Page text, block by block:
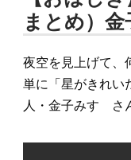
まとめ）
夜空を見上げて、
単に「星がきれい
人・金子みすゞ